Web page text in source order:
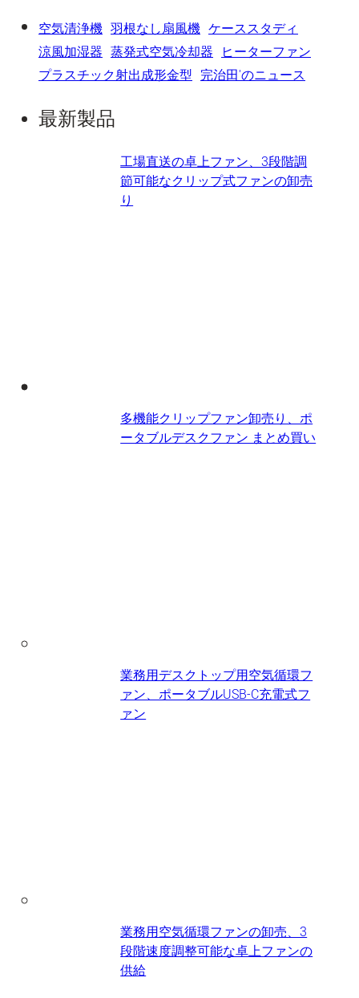
空気清浄機 羽根なし扇風機 ケーススタディ
涼風加湿器 蒸発式空気冷却器 ヒーターファン
プラスチック射出成形金型 完治田'のニュース
最新製品
工場直送の卓上ファン、3段階調
節可能なクリップ式ファンの卸売
り
多機能クリップファン卸売り、ポ
ータブルデスクファン​ まとめ買い
業務用デスクトップ用空気循環フ
ァン、ポータブルUSB-C充電式フ
ァン
業務用空気循環ファンの卸売、3
段階速度調整可能な卓上ファンの
供給